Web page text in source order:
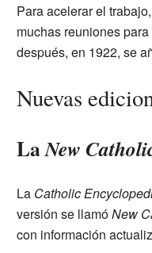
Para acelerar el
muchas reuniones
después, en 1922, se
Nuevas
LaNew
La Catholic
versión se llamóNew
con información